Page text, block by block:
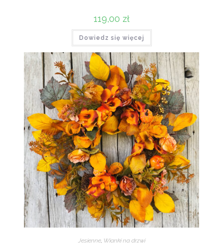
119,00 zł
Dowiedz się więcej
Jesienne, Wianki na drzwi